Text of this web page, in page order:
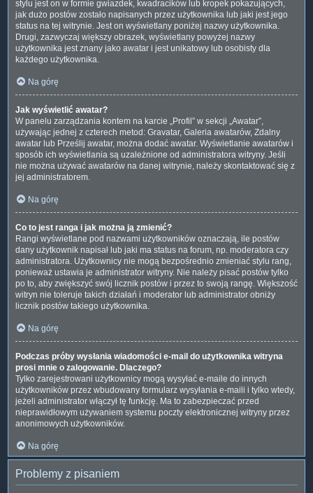
stylu jest on w formie gwiazdek, kwadracików lub kropek pokazujących,
jak dużo postów zostało napisanych przez użytkownika lub jaki jest jego
status na tej witrynie. Jest on wyświetlany poniżej nazwy użytkownika.
Drugi, zazwyczaj większy obrazek, wyświetlany powyżej nazwy
użytkownika jest znany jako awatar i jest unikatowy lub osobisty dla
każdego użytkownika.
Na górę
Jak wyświetlić awatar?
W panelu zarządzania kontem na karcie „Profil” w sekcji „Awatar”,
używając jednej z czterech metod: Gravatar, Galeria awatarów, Zdalny
awatar lub Prześlij awatar, można dodać awatar. Wyświetlanie awatarów i
sposób ich wyświetlania są uzależnione od administratora witryny. Jeśli
nie można używać awatarów na danej witrynie, należy skontaktować się z
jej administratorem.
Na górę
Co to jest ranga i jak można ją zmienić?
Rangi wyświetlane pod nazwami użytkowników oznaczają, ile postów
dany użytkownik napisał lub jaki ma status na forum, np. moderatora czy
administratora. Użytkownicy nie mogą bezpośrednio zmieniać stylu rang,
ponieważ ustawia je administrator witryny. Nie należy pisać postów tylko
po to, aby zwiększyć swój licznik postów i przez to swoją rangę. Większość
witryn nie toleruje takich działań i moderator lub administrator obniży
licznik postów takiego użytkownika.
Na górę
Podczas próby wysłania wiadomości e-mail do użytkownika witryna
prosi mnie o zalogowanie. Dlaczego?
Tylko zarejestrowani użytkownicy mogą wysyłać e-maile do innych
użytkowników przez wbudowany formularz wysyłania e-maili i tylko wtedy,
jeżeli administrator włączył tę funkcję. Ma to zabezpieczać przed
nieprawidłowym używaniem systemu poczty elektronicznej witryny przez
anonimowych użytkowników.
Na górę
Problemy z pisaniem